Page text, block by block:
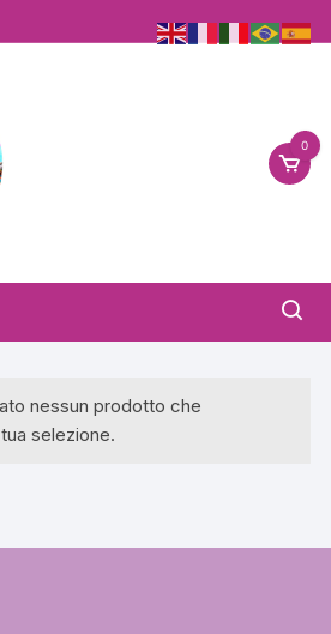
0
nessun prodotto che
selezione.